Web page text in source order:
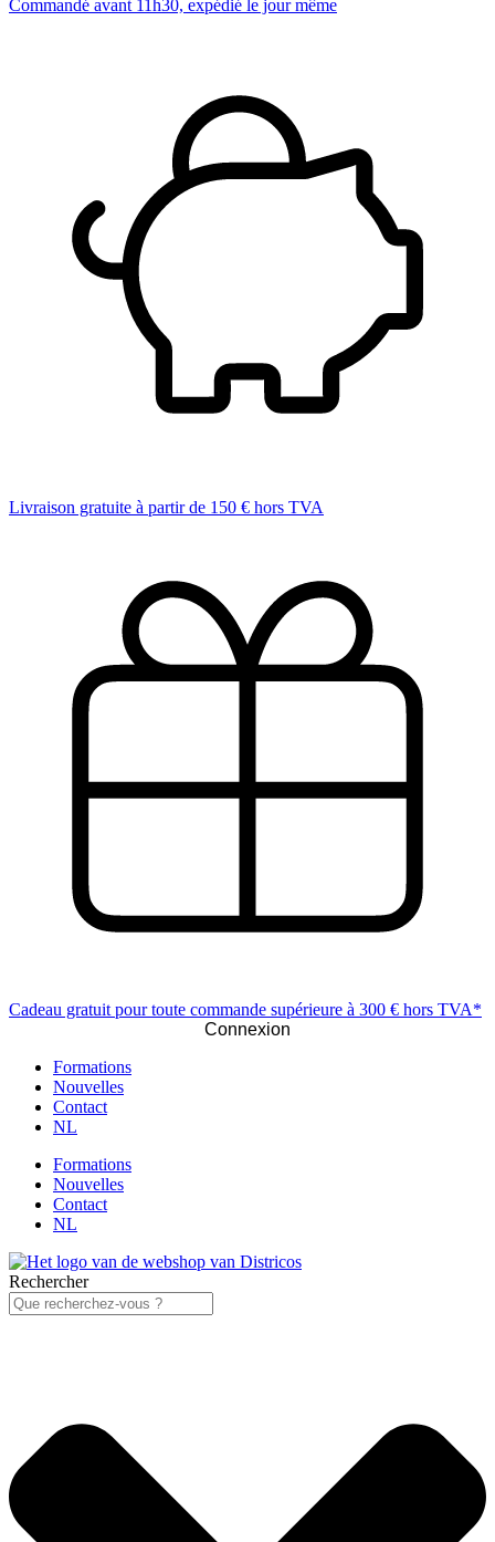
Commandé avant 11h30, expédié le jour même
Livraison gratuite à partir de 150 € hors TVA
Cadeau gratuit pour toute commande supérieure à 300 € hors TVA*
Connexion
Formations
Nouvelles
Contact
NL
Formations
Nouvelles
Contact
NL
Rechercher